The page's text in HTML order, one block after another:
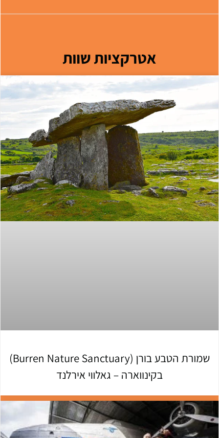
אטרקציות שוות
שמורת הטבע בורן (Burren Nature Sanctuary)
בקינווארה – גאלווי אירלנד